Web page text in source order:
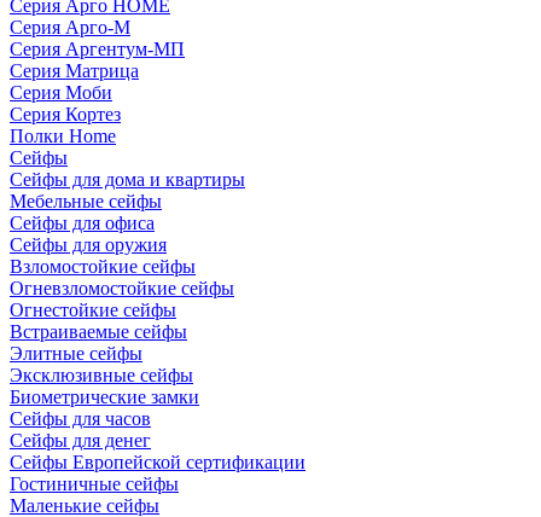
Серия Арго HOME
Серия Арго-М
Серия Аргентум-МП
Серия Матрица
Серия Моби
Серия Кортез
Полки Home
Сейфы
Сейфы для дома и квартиры
Мебельные сейфы
Сейфы для офиса
Сейфы для оружия
Взломостойкие сейфы
Огневзломостойкие сейфы
Огнестойкие сейфы
Встраиваемые сейфы
Элитные сейфы
Эксклюзивные сейфы
Биометрические замки
Сейфы для часов
Сейфы для денег
Сейфы Европейской сертификации
Гостиничные сейфы
Маленькие сейфы